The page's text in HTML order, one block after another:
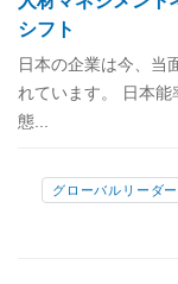
シフト
日本の企業は今、当
れています。 日本
態...
グローバルリーダ